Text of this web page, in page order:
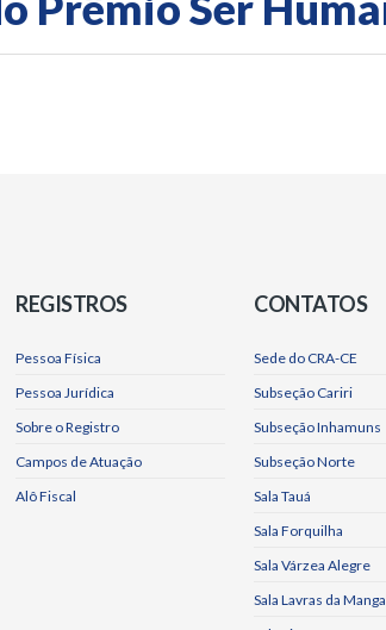
REGISTROS
Pessoa Física
Pessoa Jurídica
Sobre o Registro
Campos de Atuação
Alô Fiscal
CONTATOS
Sede do CRA-CE
Subseção Cariri
Subseção Inhamuns
Subseção Norte
Sala Tauá
Sala Forquilha
Sala Várzea Alegre
Sala Lavras da